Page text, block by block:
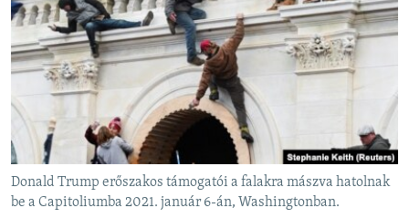
A PÉNZ NYOMÁBAN
EURÓPAI UNIÓ
VILÁG
KLÍMAVÁLTOZÁS
A MÚLT TANULSÁGAI
KÖVESSEN MINKET!
Donald Trump erőszakos támogatói a falakra mászva hatolnak
be a Capitoliumba 2021. január 6-án, Washingtonban.